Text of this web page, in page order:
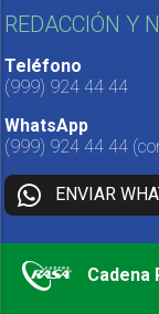
REDACCIÓN Y
Teléfono
(999) 924 44 44
WhatsApp
(999) 924 44 44
ENVIAR
Cadena